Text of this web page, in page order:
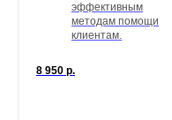
эффективным
методам помощи
клиентам.
8 950 р.